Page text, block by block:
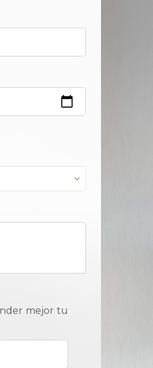
mejor tu